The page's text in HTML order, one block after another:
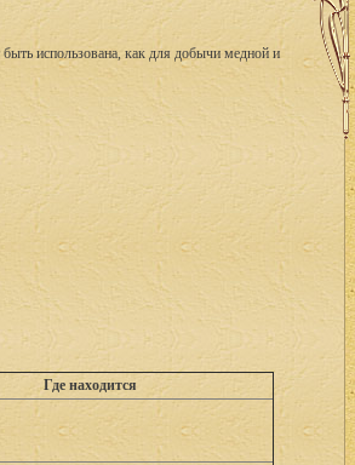
использована, как для добычи медной и
Где находится